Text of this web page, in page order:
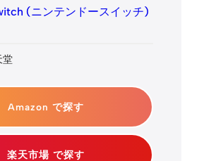
(ニンテンドースイッチ)
堂
Amazon で探す
楽天市場 で探す